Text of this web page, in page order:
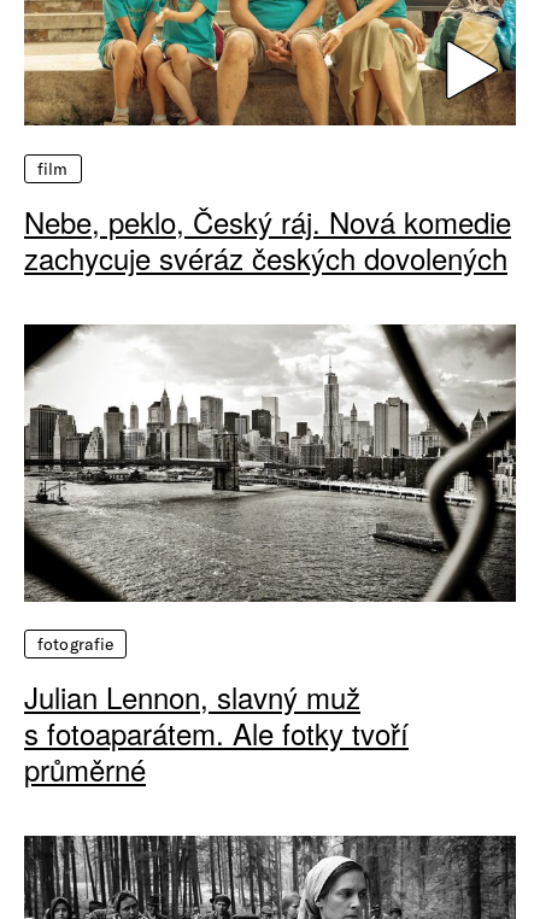
film
Nebe, peklo, Český ráj. Nová komedie
zachycuje svéráz českých dovolených
fotografie
Julian Lennon, slavný muž
s fotoaparátem. Ale fotky tvoří
průměrné